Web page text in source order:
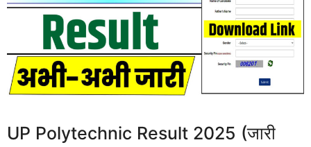
UP Polytechnic Result 2025 (जारी